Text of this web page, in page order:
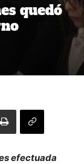
quedó
efectuada